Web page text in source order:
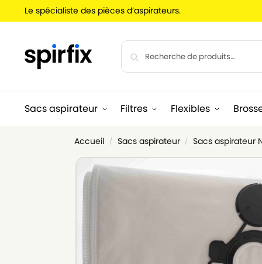
Le spécialiste des pièces d’aspirateurs.
Sacs aspirateur Filtres Flexibles
Accueil / Sacs aspirateur / Sacs aspirateur